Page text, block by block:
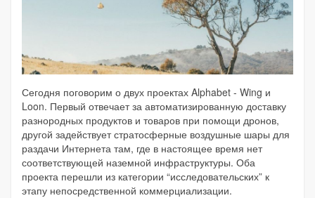
Сегодня поговорим о двух проектах Alphabet - Wing и
Loon. Первый отвечает за автоматизированную доставку
разнородных продуктов и товаров при помощи дронов,
другой задействует стратосферные воздушные шары для
раздачи Интернета там, где в настоящее время нет
соответствующей наземной инфраструктуры. Оба
проекта перешли из категории “исследовательских” к
этапу непосредственной коммерциализации.